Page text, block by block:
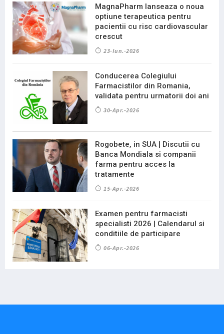
MagnaPharm lanseaza o noua
optiune terapeutica pentru
pacientii cu risc cardiovascular
crescut
23-Iun.-2026
Conducerea Colegiului
Farmacistilor din Romania,
validata pentru urmatorii doi ani
30-Apr.-2026
Rogobete, in SUA | Discutii cu
Banca Mondiala si companii
farma pentru acces la
tratamente
15-Apr.-2026
Examen pentru farmacisti
specialisti 2026 | Calendarul si
conditiile de participare
06-Apr.-2026